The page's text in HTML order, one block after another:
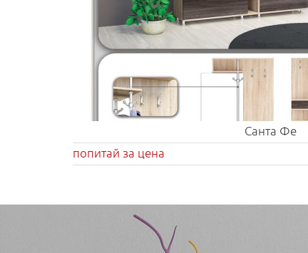
Санта Фе
попитай за цена